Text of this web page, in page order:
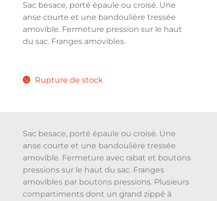
Sac besace, porté épaule ou croisé. Une
anse courte et une bandoulière tressée
amovible. Fermeture pression sur le haut
du sac. Franges amovibles.
Rupture de stock
Sac besace, porté épaule ou croisé. Une
anse courte et une bandoulière tressée
amovible. Fermeture avec rabat et boutons
pressions sur le haut du sac. Franges
amovibles par boutons pressions. Plusieurs
compartiments dont un grand zippé à